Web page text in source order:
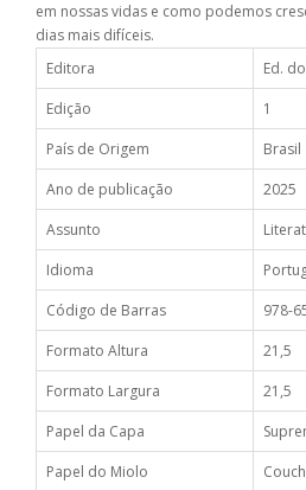
em nossas vidas e como podemos
dias mais difíceis.
Editora
Ed.
Edição
1
País de Origem
Brasil
Ano de publicação
2025
Assunto
Idioma
Código de Barras
978-
Formato Altura
21,5
Formato Largura
21,5
Papel da Capa
Papel do Miolo